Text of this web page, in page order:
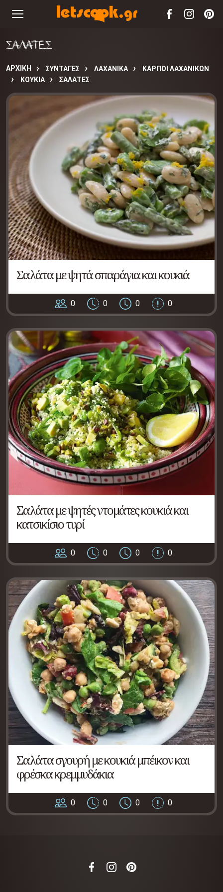
ΣΑΛΑΤΕΣ
ΑΡΧΙΚΉ ΣΥΝΤΑΓΈΣ ΛΑΧΑΝΙΚΑ
ΚΑΡΠΟΙ ΛΑΧΑΝΙΚΩΝ
ΚΟΥΚΙΑ
ΣΑΛΑΤΕΣ
Σαλάτα με ψητά σπαράγια και κουκιά
0 0 0 0
Σαλάτα με ψητές ντομάτες κουκιά και
κατσικίσιο τυρί
0 0 0 0
Σαλάτα σγουρή με κουκιά μπέικον και
φρέσκα κρεμμυδάκια
0 0 0 0